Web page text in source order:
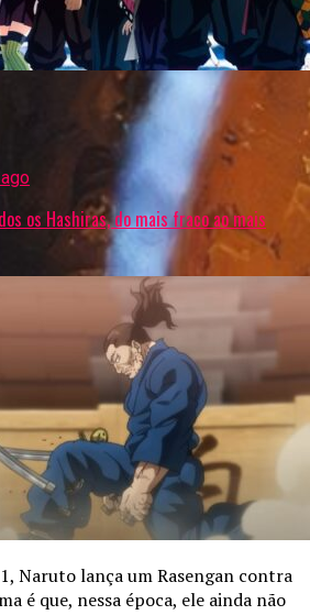
Naruto lança um Rasengan contra
é que, nessa época, ele ainda não
os Hashiras, do mais fraco ao mais